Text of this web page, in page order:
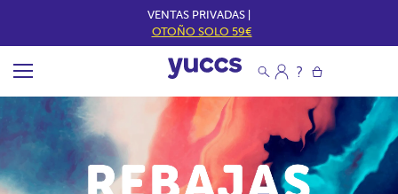
VENTAS PRIVADAS |
OTOÑO SOLO 59€